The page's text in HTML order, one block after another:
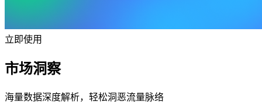
立即使用
市场洞察
海量数据深度解析，轻松洞恶流量脉络